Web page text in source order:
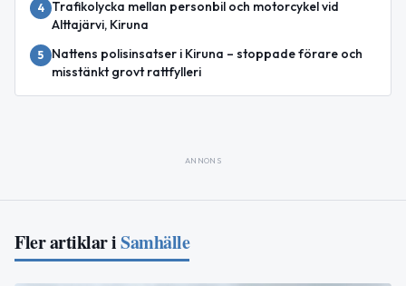
4
Trafikolycka mellan personbil och motorcykel vid
Alttajärvi, Kiruna
5
Nattens polisinsatser i Kiruna – stoppade förare och
misstänkt grovt rattfylleri
ANNONS
Fler artiklar iSamhälle